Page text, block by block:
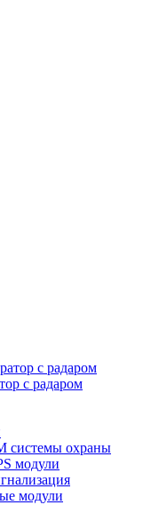
с радаром
системы охраны
модули
модули